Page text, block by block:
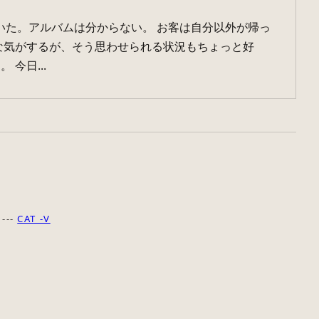
。アルバムは分からない。 お客は自分以外が帰っ
がするが、そう思わせられる状況もちょっと好
今日...
---CAT -V